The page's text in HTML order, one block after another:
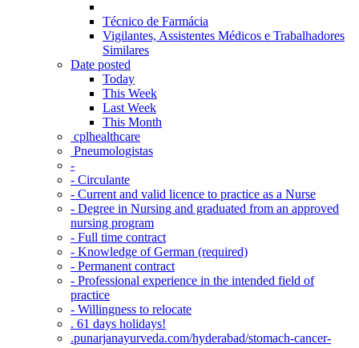
Técnico de Farmácia
Vigilantes, Assistentes Médicos e Trabalhadores
Similares
Date posted
Today
This Week
Last Week
This Month
‎ cplhealthcare‬
Pneumologistas
-
- Circulante
- Current and valid licence to practice as a Nurse
- Degree in Nursing and graduated from an approved
nursing program
- Full time contract
- Knowledge of German (required)
- Permanent contract
- Professional experience in the intended field of
practice
- Willingness to relocate
. 61 days holidays!
.punarjanayurveda.com/hyderabad/stomach-cancer-